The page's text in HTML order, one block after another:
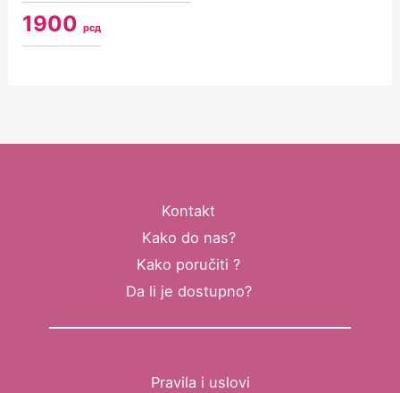
1900рсд
Kontakt
Kako do nas?
Kako poručiti ?
Da li je dostupno?
Pravila i uslovi